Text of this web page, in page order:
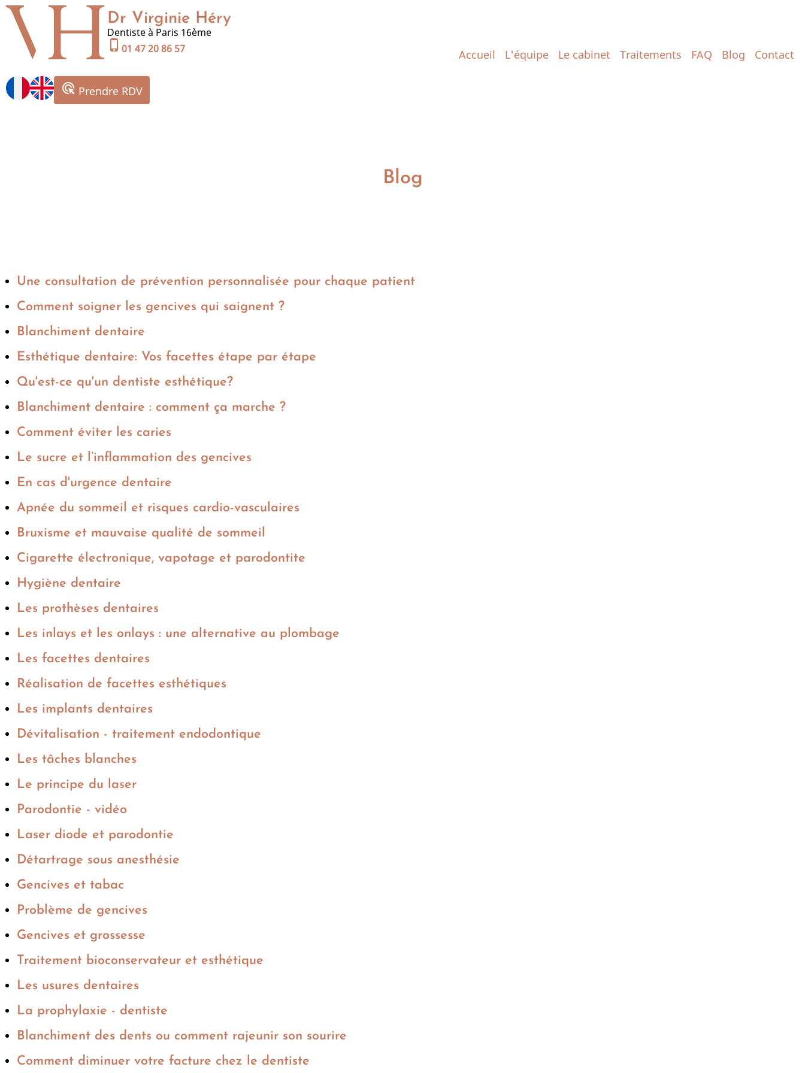
Aller
contenu
principal
Dr Virginie Héry
Dentiste à Paris 16ème
phone_iphone 01 47 20 86 57
ads_click Prendre RDV
Main
Accueil L'équipe Le cabinet Traitements FAQ Blog Contact
Blog
Une consultation de prévention personnalisée pour chaque patient
Comment soigner les gencives qui saignent ?
Blanchiment dentaire
Esthétique dentaire: Vos facettes étape par étape
Qu'est-ce qu'un dentiste esthétique?
Blanchiment dentaire : comment ça marche ?
Comment éviter les caries
Le sucre et l’inflammation des gencives
En cas d'urgence dentaire
Apnée du sommeil et risques cardio-vasculaires
Bruxisme et mauvaise qualité de sommeil
Cigarette électronique, vapotage et parodontite
Hygiène dentaire
Les prothèses dentaires
Les inlays et les onlays : une alternative au plombage
Les facettes dentaires
Réalisation de facettes esthétiques
Les implants dentaires
Dévitalisation - traitement endodontique
Les tâches blanches
Le principe du laser
Parodontie - vidéo
Laser diode et parodontie
Détartrage sous anesthésie
Gencives et tabac
Problème de gencives
Gencives et grossesse
Traitement bioconservateur et esthétique
Les usures dentaires
La prophylaxie - dentiste
Blanchiment des dents ou comment rajeunir son sourire
Comment diminuer votre facture chez le dentiste